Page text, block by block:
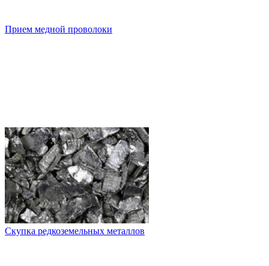
Прием медной проволоки
Скупка редкоземельных металлов